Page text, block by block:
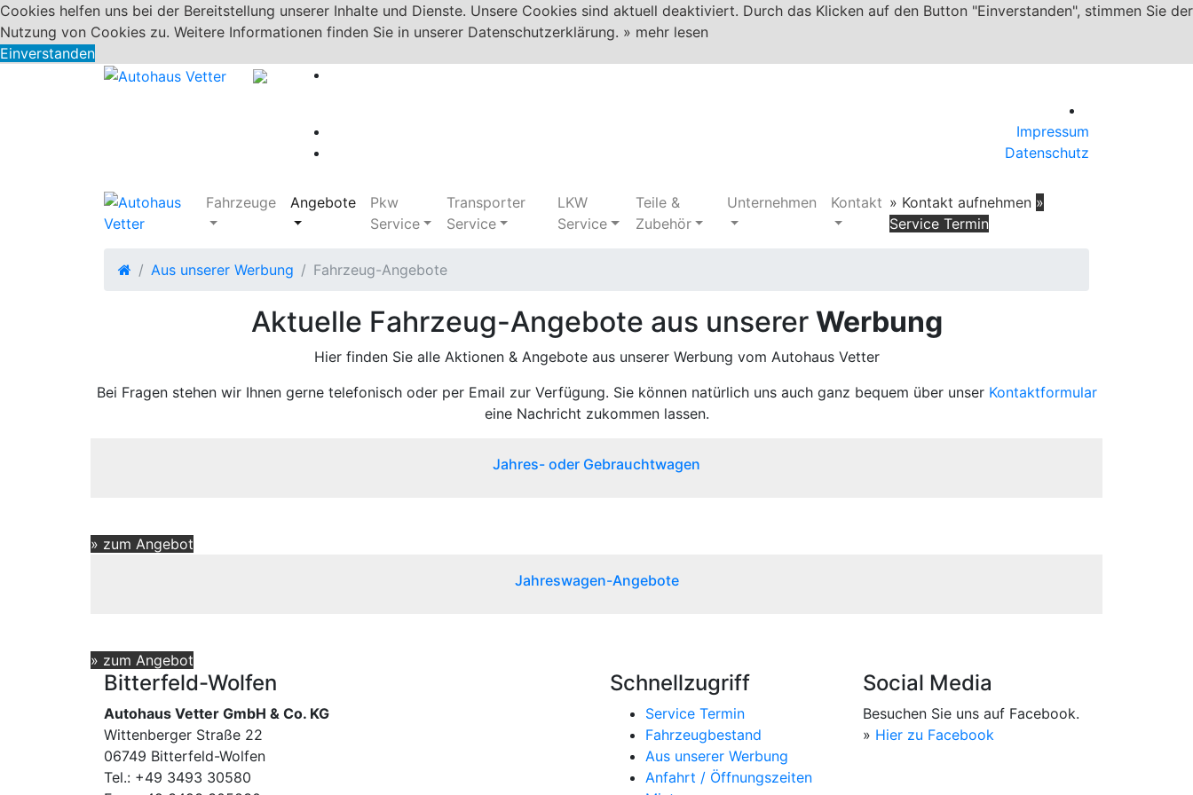
Cookies helfen uns bei der Bereitstellung unserer Inhalte und Dienste. Unsere Cookies sind aktuell deaktiviert. Durch das Klicken auf den Button "Einverstanden", stimmen Sie der
Nutzung von Cookies zu. Weitere Informationen finden Sie in unserer Datenschutzerklärung. » mehr lesen
Einverstanden
Impressum
Datenschutz
Fahrzeuge Angebote
Pkw
Service
Transporter
Service
LKW
Service
Teile &
Zubehör
Unternehmen Kontakt » Kontakt aufnehmen »
Service Termin
Aus unserer Werbung Fahrzeug-Angebote
Aktuelle Fahrzeug-Angebote aus unserer Werbung
Hier finden Sie alle Aktionen & Angebote aus unserer Werbung vom Autohaus Vetter
Bei Fragen stehen wir Ihnen gerne telefonisch oder per Email zur Verfügung. Sie können natürlich uns auch ganz bequem über unser Kontaktformular
eine Nachricht zukommen lassen.
Jahres- oder Gebrauchtwagen
» zum Angebot
Jahreswagen-Angebote
» zum Angebot
Bitterfeld-Wolfen
Autohaus Vetter GmbH & Co. KG
Wittenberger Straße 22
06749 Bitterfeld-Wolfen
Tel.: +49 3493 30580
Schnellzugriff
Service Termin
Fahrzeugbestand
Aus unserer Werbung
Anfahrt / Öffnungszeiten
Social Media
Besuchen Sie uns auf Facebook.
» Hier zu Facebook